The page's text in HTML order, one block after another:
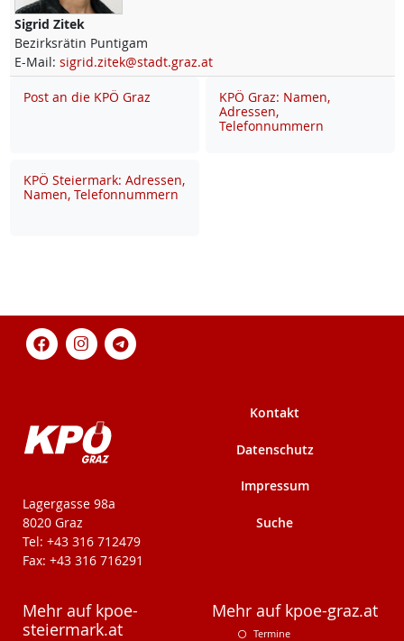
Sigrid Zitek
Bezirksrätin Puntigam
E-Mail: sigrid.zitek@stadt.graz.at
Post an die KPÖ Graz
KPÖ Graz: Namen,
Adressen,
Telefonnummern
KPÖ Steiermark: Adressen,
Namen, Telefonnummern
KPÖ-Steiermark
Lagergasse 98a
8020 Graz
Tel: +43 316 712479
Fax: +43 316 716291
Kontakt
Datenschutz
Impressum
Suche
Mehr auf kpoe-
steiermark.at
Mehr auf kpoe-graz.at
Termine